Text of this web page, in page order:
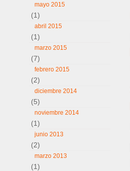
mayo 2015
(1)
abril 2015
(1)
marzo 2015
(7)
febrero 2015
(2)
diciembre 2014
(5)
noviembre 2014
(1)
junio 2013
(2)
marzo 2013
(1)